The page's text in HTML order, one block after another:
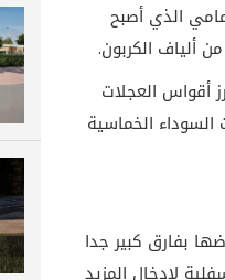
الذي أصبح
ألياف الكربون.
أقواس العجلات
الخماسية
بفارق كبير جدا
لإدخال المزيد